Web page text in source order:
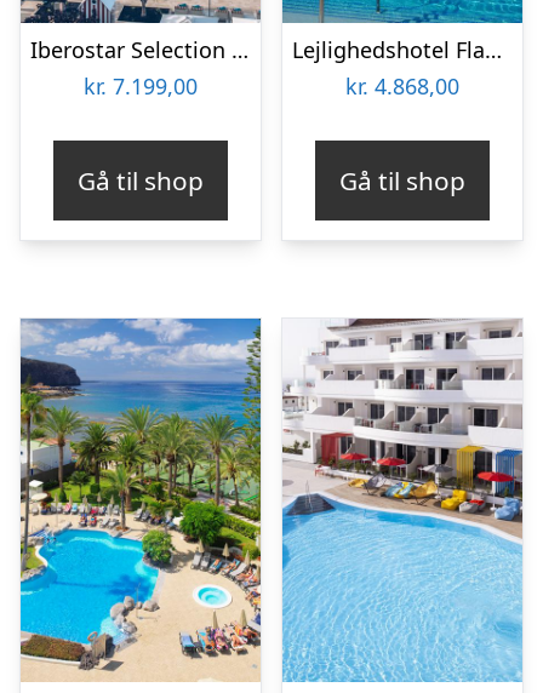
Iberostar Selection Anthelia
kr. 7.199,00
Gå til shop
Lejlighedshotel Flamingo Beach Mate
kr. 4.868,00
Gå til shop